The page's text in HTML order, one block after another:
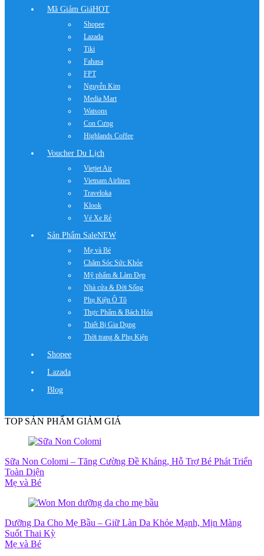
Mã Giảm GiáHOT
Shopee
Lazada
Tiki
Fahasa
FPT
Nguyễn Kim
Media Mart
Watsons
Con Cưng
Highlands Coffee
Voucher Du Lịch
Vietjet Air
Vietnam Airlines
Traveloka
Klook
Vé Xe Rẻ
Sản Phẩm SaleNEW
Mẹ và Bé
Chăm Sóc Sức Khỏe
Mỹ phẩm & Làm Đẹp
Nhà cửa & Đời Sống
Phụ Kiện Ô Tô
Thực Phẩm & Bách Hóa
Thiết Bị Gia Dụng
Thời trang & Phụ Kiện
Shopee
Lazada
Blog
TOP SẢN PHẨM GIẢM GIÁ
Sữa Non Colomi – Tăng Cường Đề Kháng, Hỗ Trợ Bé Phát Triển
Toàn Diện
Mẹ và Bé
Dưỡng Da Cho Mẹ Bầu – Giữ Làn Da Khỏe Mạnh, Mịn Màng
Suốt Thai Kỳ
Mẹ và Bé